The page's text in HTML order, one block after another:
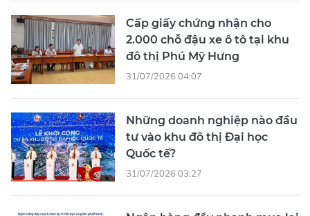
Cấp giấy chứng nhận cho
2.000 chỗ đậu xe ô tô tại khu
đô thị Phú Mỹ Hưng
31/07/2026 04:07
Những doanh nghiệp nào đầu
tư vào khu đô thị Đại học
Quốc tế?
31/07/2026 03:27